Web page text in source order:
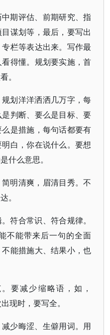
期评估、前期研究、指
谋划等，最后，要写出
栏等表达出来。写作最
得懂。规划要实施，首
。
划洋洋洒洒几万字，每
判断、要么是目标、要
是措施，每句话都要有
白，你在说什么。要想
什么意思。
明清爽，眉清目秀。不
。
符合常识、符合规律。
不能带来后一句的全面
能措施大、结果小，也
要减少缩略语，如，
现时，要写全。
少晦涩、生僻用词。用